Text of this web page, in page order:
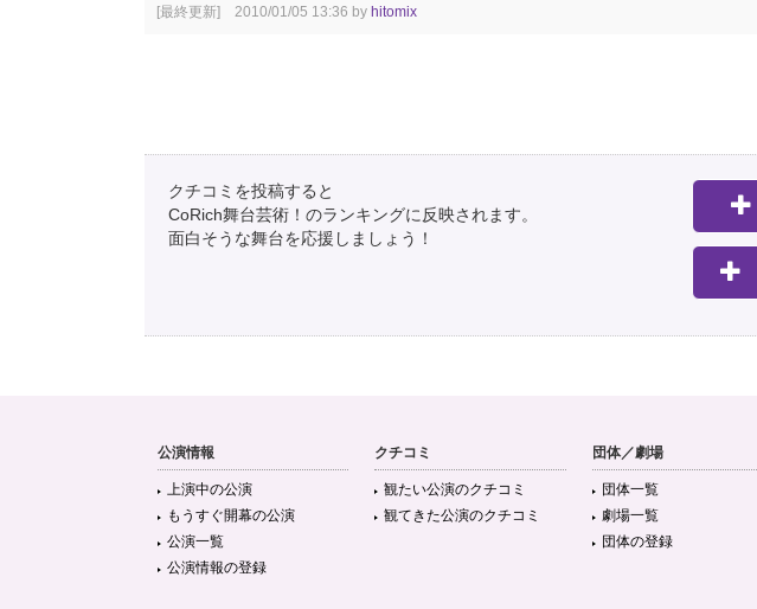
[最終更新] 2010/01/05 13:36 by hitomix
クチコミを投稿すると
CoRich舞台芸術！のランキングに反映されます。
面白そうな舞台を応援しましょう！
公演情報
上演中の公演
もうすぐ開幕の公演
公演一覧
公演情報の登録
クチコミ
観たい公演のクチコミ
観てきた公演のクチコミ
団体／劇場
団体一覧
劇場一覧
団体の登録